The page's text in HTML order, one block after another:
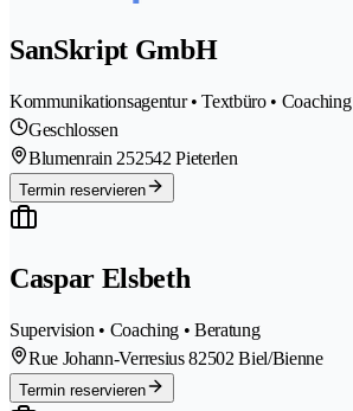
SanSkript GmbH
Kommunikationsagentur • Textbüro • Coaching
Geschlossen
Blumenrain 252542 Pieterlen
Termin reservieren
Caspar Elsbeth
Supervision • Coaching • Beratung
Rue Johann-Verresius 82502 Biel/Bienne
Termin reservieren